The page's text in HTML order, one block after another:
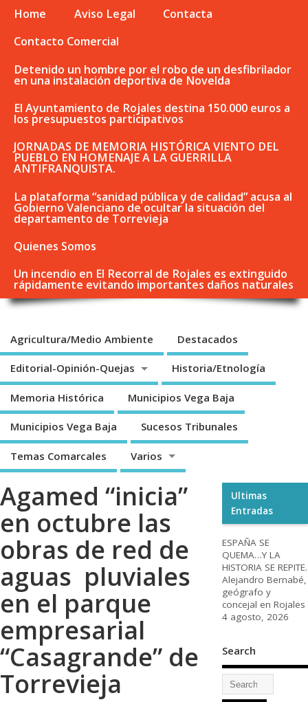
Home Aviso Legal
Contacta
Contacto Comercial
Detenido un hombre por el robo de un desfibrilador
en una instalación deportiva de Novelda
El Ayuntamiento de Rojales destina 150.000 euros a
los presupuestos participativos
JORNADAS DE MEMORIA HISTÓRICA VIENTO DEL
PUEBLO EN HOMENAJE A LA GUERRILLA
ANTIFRANQUISTA.
La plataforma “sanidad pública y de calidad” acusa al
Gobierno Valenciano de ocultar la situación del
departamento de Torrevieja
Quienes Somos
Un incendio en El Recorral de Rojales es extinguido
rápidamente evitando importantes daños naturales
Agricultura/Medio Ambiente Destacados
Editorial-Opinión-Quejas Historia/Etnología
Memoria Histórica Municipios Vega Baja
Municipios Vega Baja Sucesos Tribunales
Temas Comarcales Varios
Agamed “inicia”
en octubre las
obras de red de
aguas pluviales
en el parque
empresarial
“Casagrande” de
Torrevieja
Ultimas
Entradas
ESPAÑA SE
QUEMA…Y LA
HISTORIA SE REPITE.
Alejandro Bernabé,
geógrafo y
concejal en Rojales
4 agosto, 2026
Search